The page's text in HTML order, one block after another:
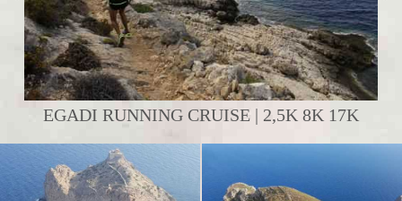
EGADI RUNNING CRUISE | 2,5K 8K 17K